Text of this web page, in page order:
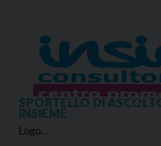
SPORTELLO DI
INSIEME
Logo…